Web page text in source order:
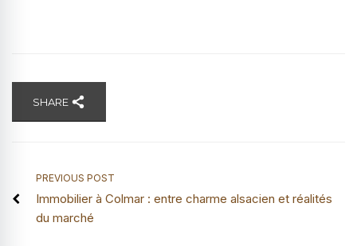
SHARE
PREVIOUS POST
Immobilier à Colmar : entre charme alsacien et réalités
du marché